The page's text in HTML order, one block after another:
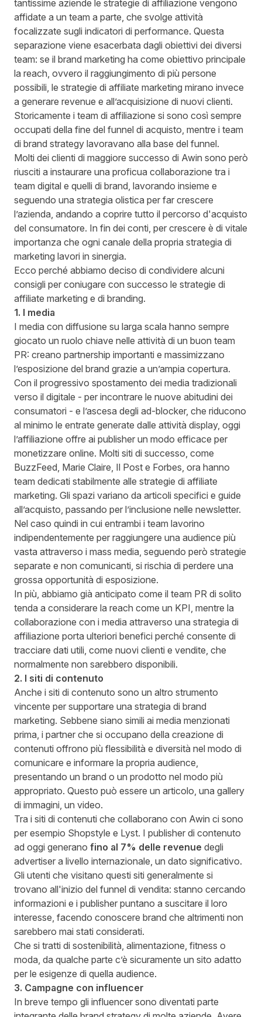
tantissime aziende le strategie di affiliazione vengono
affidate a un team a parte, che svolge attività
focalizzate sugli indicatori di performance. Questa
separazione viene esacerbata dagli obiettivi dei diversi
team: se il brand marketing ha come obiettivo principale
la reach, ovvero il raggiungimento di più persone
possibili, le strategie di affiliate marketing mirano invece
a generare revenue e all’acquisizione di nuovi clienti.
Storicamente i team di affiliazione si sono così sempre
occupati della fine del funnel di acquisto, mentre i team
di brand strategy lavoravano alla base del funnel.
Molti dei clienti di maggiore successo di Awin sono però
riusciti a instaurare una proficua collaborazione tra i
team digital e quelli di brand, lavorando insieme e
seguendo una strategia olistica per far crescere
l’azienda, andando a coprire tutto il percorso d'acquisto
del consumatore. In fin dei conti, per crescere è di vitale
importanza che ogni canale della propria strategia di
marketing lavori in sinergia.
Ecco perché abbiamo deciso di condividere alcuni
consigli per coniugare con successo le strategie di
affiliate marketing e di branding.
1. I media
I media con diffusione su larga scala hanno sempre
giocato un ruolo chiave nelle attività di un buon team
PR: creano partnership importanti e massimizzano
l’esposizione del brand grazie a un’ampia copertura.
Con il progressivo spostamento dei media tradizionali
verso il digitale - per incontrare le nuove abitudini dei
consumatori - e l’ascesa degli ad-blocker, che riducono
al minimo le entrate generate dalle attività display, oggi
l’affiliazione offre ai publisher un modo efficace per
monetizzare online. Molti siti di successo, come
BuzzFeed, Marie Claire, Il Post e Forbes, ora hanno
team dedicati stabilmente alle strategie di affiliate
marketing. Gli spazi variano da articoli specifici e guide
all’acquisto, passando per l’inclusione nelle newsletter.
Nel caso quindi in cui entrambi i team lavorino
indipendentemente per raggiungere una audience più
vasta attraverso i mass media, seguendo però strategie
separate e non comunicanti, si rischia di perdere una
grossa opportunità di esposizione.
In più, abbiamo già anticipato come il team PR di solito
tenda a considerare la reach come un KPI, mentre la
collaborazione con i media attraverso una strategia di
affiliazione porta ulteriori benefici perché consente di
tracciare dati utili, come nuovi clienti e vendite, che
normalmente non sarebbero disponibili.
2. I siti di contenuto
Anche i siti di contenuto sono un altro strumento
vincente per supportare una strategia di brand
marketing. Sebbene siano simili ai media menzionati
prima, i partner che si occupano della creazione di
contenuti offrono più flessibilità e diversità nel modo di
comunicare e informare la propria audience,
presentando un brand o un prodotto nel modo più
appropriato. Questo può essere un articolo, una gallery
di immagini, un video.
Tra i siti di contenuti che collaborano con Awin ci sono
per esempio Shopstyle e Lyst. I publisher di contenuto
ad oggi generano fino al 7% delle revenue degli
advertiser a livello internazionale, un dato significativo.
Gli utenti che visitano questi siti generalmente si
trovano all'inizio del funnel di vendita: stanno cercando
informazioni e i publisher puntano a suscitare il loro
interesse, facendo conoscere brand che altrimenti non
sarebbero mai stati considerati.
Che si tratti di sostenibilità, alimentazione, fitness o
moda, da qualche parte c’è sicuramente un sito adatto
per le esigenze di quella audience.
3. Campagne con influencer
In breve tempo gli influencer sono diventati parte